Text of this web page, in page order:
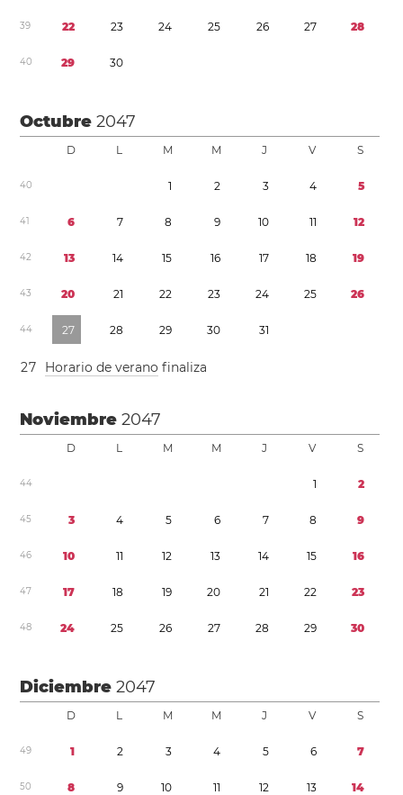
39 22 23 24 25 26 27 28
40 29 30
Octubre2047
D L M M J V S
40 1 2 3 4 5
41 6 7 8 9 10 11 12
42 13 14 15 16 17 18 19
43 20 21 22 23 24 25 26
44 27 28 29 30 31
27 Horario de verano finaliza
Noviembre2047
D L M M J V S
44 1 2
45 3 4 5 6 7 8 9
46 10 11 12 13 14 15 16
47 17 18 19 20 21 22 23
48 24 25 26 27 28 29 30
Diciembre2047
D L M M J V S
49 1 2 3 4 5 6 7
50 8 9 10 11 12 13 14